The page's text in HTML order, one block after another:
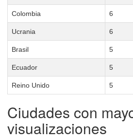
Colombia 6
Ucrania 6
Brasil 5
Ecuador 5
Reino Unido 5
Ciudades con
visualizaciones